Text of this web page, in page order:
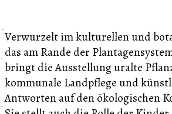
Verwurzelt im kulturellen und
das am Rande der
bringt die Ausstellung uralte
kommunale Landpflege und
Antworten auf den ökologischen